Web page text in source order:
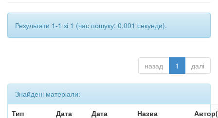
Результати 1-1 зі 1 (час пошуку: 0.001 секунди).
назад 1 далі
Знайдені матеріали:
Тип
Дата
Дата
Назва